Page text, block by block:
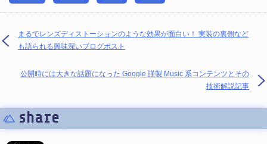
まるでレンズディストーションのような効果が面白い！ 実装の裏側など
も語られる興味深いブログポスト
公開時には大きな話題になった Google 謹製 Music 系コンテンツとその
技術解説記事
share